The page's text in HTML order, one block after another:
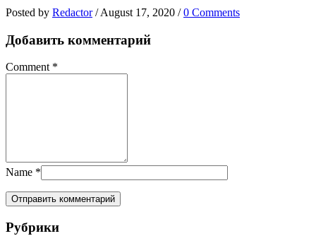
Posted by Redactor / August 17, 2020 / 0 Comments
Добавить комментарий
Comment *
Name *
Рубрики